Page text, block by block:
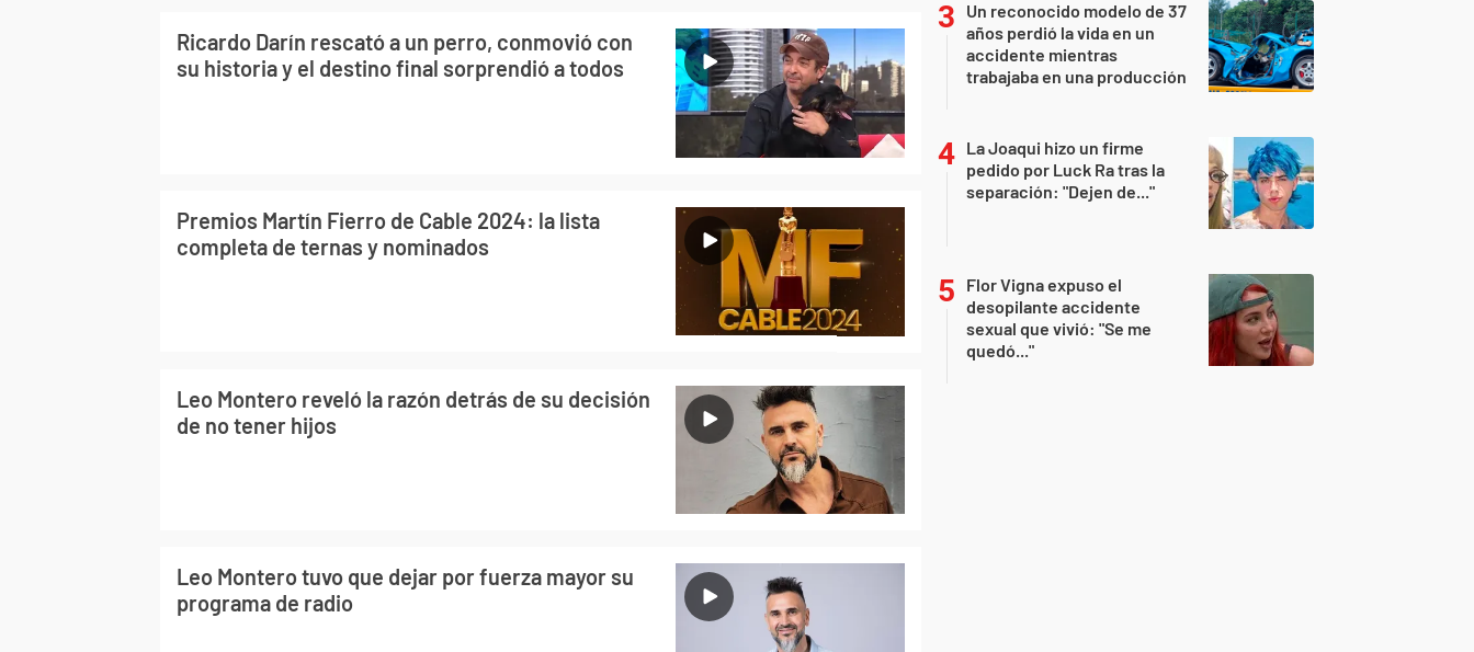
Ricardo Darín rescató a un perro, conmovió con
su historia y el destino final sorprendió a todos
Premios Martín Fierro de Cable 2024: la lista
completa de ternas y nominados
Leo Montero reveló la razón detrás de su decisión
de no tener hijos
Leo Montero tuvo que dejar por fuerza mayor su
programa de radio
Un reconocido modelo de 37
años perdió la vida en un
accidente mientras
trabajaba en una producción
La Joaqui hizo un firme
pedido por Luck Ra tras la
separación: "Dejen de..."
Flor Vigna expuso el
desopilante accidente
sexual que vivió: "Se me
quedó..."